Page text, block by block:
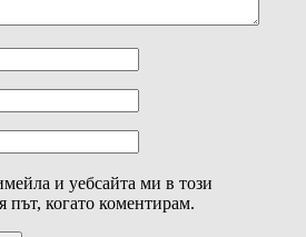
и уебсайта ми в този
път, когато коментирам.